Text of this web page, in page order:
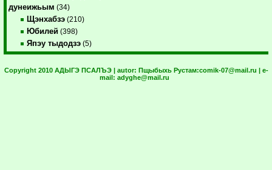
дунеижьым (34)
Щэнхабзэ (210)
Юбилей (398)
Япэу тыдодзэ (5)
Copyright 2010 АДЫГЭ ПСАЛЪЭ | autor: Пщыбыхь Рустам:comik-07@mail.ru | e-
mail: adyghe@mail.ru